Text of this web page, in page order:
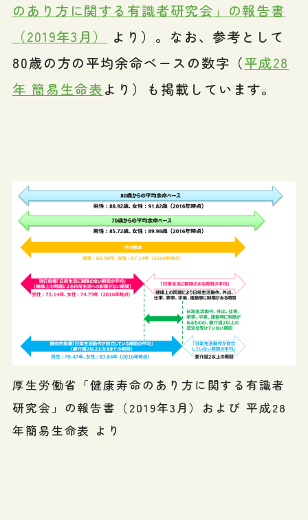
のあり方に関する有識者研究会」の報告書
（2019年3月）
より）。なお、参考として
80歳の方の平均余命ベースの数字（平成28
年 簡易生命表より）も掲載しています。
厚生労働省「健康寿命のあり方に関する有識者
研究会」の報告書（2019年3月）および 平成28
年簡易生命表 より